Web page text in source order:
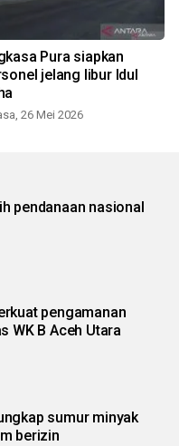
Pura siapkan
jelang libur Idul
26 Mei 2026
pendanaan nasional
pengamanan
WK B Aceh Utara
sumur minyak
berizin